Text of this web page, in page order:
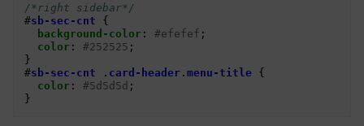
/*right sidebar*/
#sb-sec-cnt
{
background-color: #efefef ;
color: #252525 ;
}
#sb-sec-cnt . card-header. menu-title
{
color: #5d5d5d ;
}